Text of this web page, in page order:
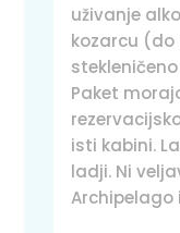
uživanje
kozarcu (do
stekleničeno
Paket
isti kabini.
ladji. Ni
Archipelago